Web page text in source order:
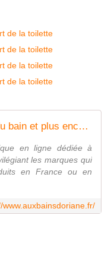
Aux Bains d'Oriane, l'univers du bain et plus encore
en ligne dédiée à
les marques qui
en France ou en
www.auxbainsdoriane.fr/